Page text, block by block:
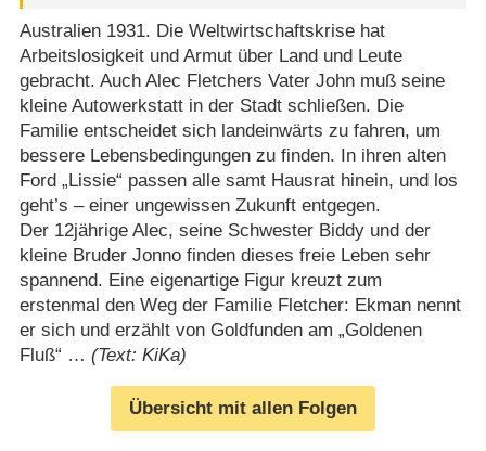
Australien 1931. Die Weltwirtschaftskrise hat
Arbeitslosigkeit und Armut über Land und Leute
gebracht. Auch Alec Fletchers Vater John muß seine
kleine Autowerkstatt in der Stadt schließen. Die
Familie entscheidet sich landeinwärts zu fahren, um
bessere Lebensbedingungen zu finden. In ihren alten
Ford „Lissie“ passen alle samt Hausrat hinein, und los
geht’s – einer ungewissen Zukunft entgegen.
Der 12jährige Alec, seine Schwester Biddy und der
kleine Bruder Jonno finden dieses freie Leben sehr
spannend. Eine eigenartige Figur kreuzt zum
erstenmal den Weg der Familie Fletcher: Ekman nennt
er sich und erzählt von Goldfunden am „Goldenen
Fluß“ … (Text: KiKa)
Übersicht mit allen Folgen